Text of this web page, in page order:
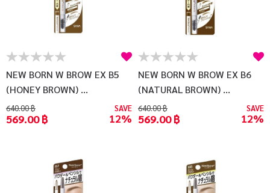
NEW BORN W BROW EX B5
(HONEY BROWN) ...
640.00 ฿
569.00 ฿
SAVE
12%
NEW BORN W BROW EX B6
(NATURAL BROWN) ...
640.00 ฿
569.00 ฿
SAVE
12%